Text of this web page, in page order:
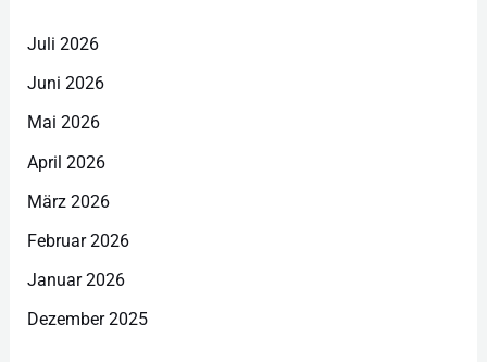
Juli 2026
Juni 2026
Mai 2026
April 2026
März 2026
Februar 2026
Januar 2026
Dezember 2025